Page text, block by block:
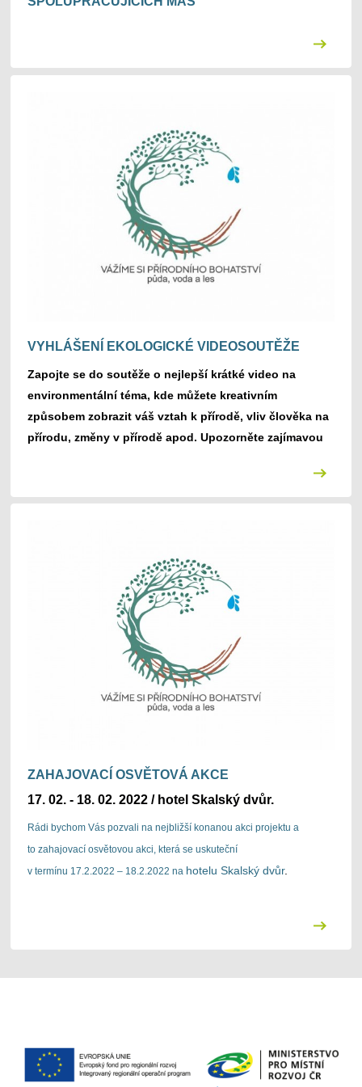
VYHLÁŠENÍ EKOLOGICKÉ VIDEOSOUTĚŽE
Zapojte se do soutěže o nejlepší krátké video na
environmentální téma, kde můžete kreativním
způsobem zobrazit váš vztah k přírodě, vliv člověka na
přírodu, změny v přírodě apod. Upozorněte zajímavou
ukažte, jakým způsobem můžeme přírodě pomoci – ať
už půdě, vodě nebo lesu.
ZAHAJOVACÍ OSVĚTOVÁ AKCE
17. 02. - 18. 02. 2022 / hotel Skalský dvůr.
Rádi bychom Vás pozvali na nejbližší konanou akci projektu a
to zahajovací osvětovou akci, která se uskuteční
v termínu 17.2.2022 – 18.2.2022 na hotelu Skalský dvůr.